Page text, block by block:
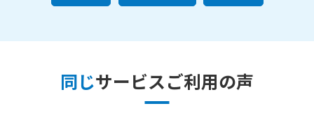
同じサービスご利用の声